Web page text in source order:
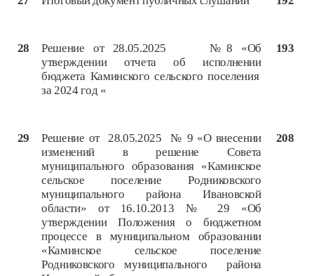
28
Решение от 28.05.2025 №8 «Об
утверждении отчета об исполнении
бюджета Каминского сельского поселения
за 2024 год «
193
29
Решение от 28.05.2025 № 9 «О внесении
изменений в решение Совета
муниципального образования «Каминское
сельское поселение Родниковского
муниципального района Ивановской
области» от 16.10.2013 № 29 «Об
утверждении Положения о бюджетном
процессе в муниципальном образовании
«Каминское сельское поселение
Родниковского муниципального района
208